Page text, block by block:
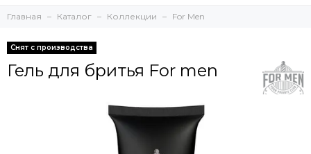
Главная Каталог Коллекции For Men
Снят с производства
Гель для бритья For men